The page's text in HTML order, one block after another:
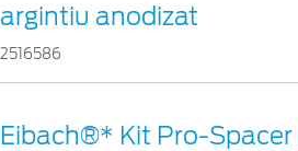
argintiu anodizat
2516586
Eibach®* Kit Pro-